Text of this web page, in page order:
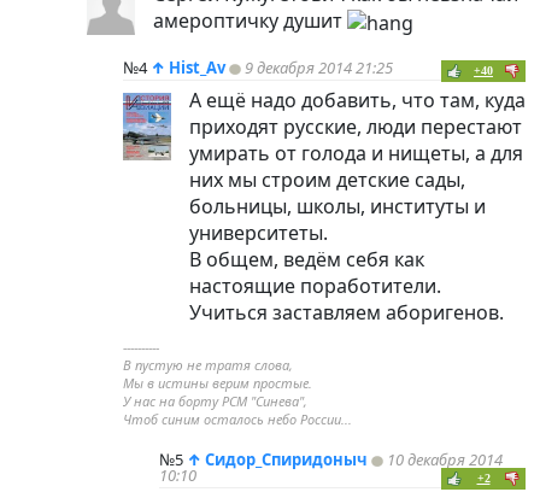
амероптичку душит
№4 ↑ Hist_Av 9 декабря 2014 21:25 +40
А ещё надо добавить, что там, куда
приходят русские, люди перестают
умирать от голода и нищеты, а для
них мы строим детские сады,
больницы, школы, институты и
университеты.
В общем, ведём себя как
настоящие поработители.
Учиться заставляем аборигенов.
----------
В пустую не тратя слова,
Мы в истины верим простые.
У нас на борту РСМ "Синева",
Чтоб синим осталось небо России...
№5 ↑ Сидор_Спиридоныч 10 декабря 2014
10:10 +2